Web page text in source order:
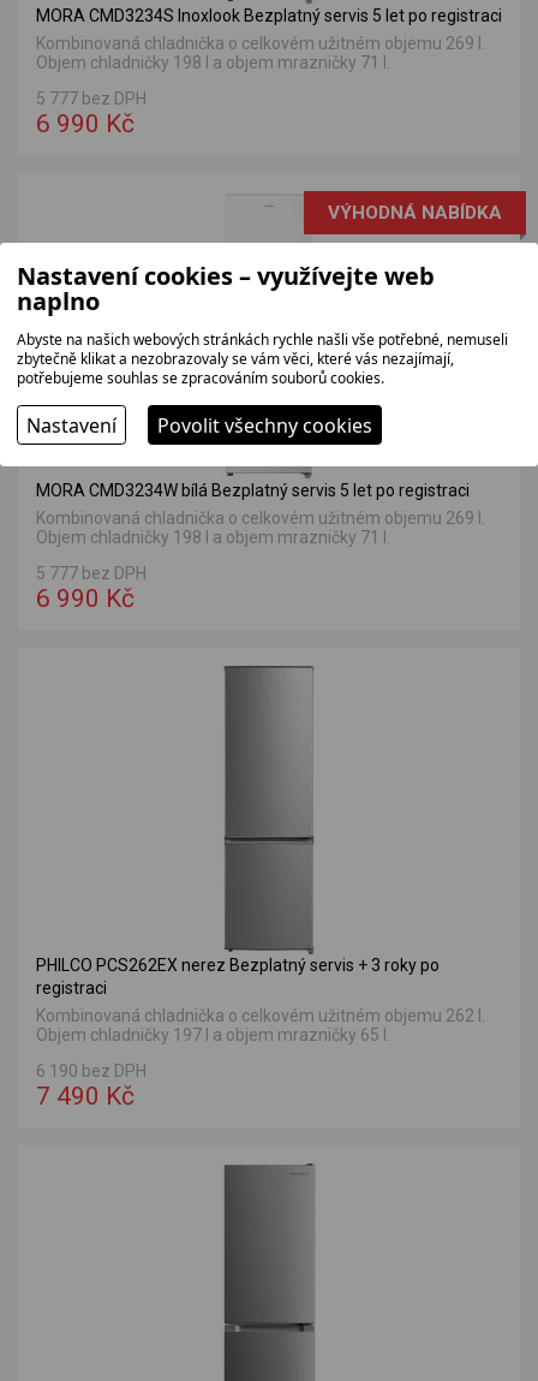
MORA CMD3234S Inoxlook Bezplatný servis 5 let po registraci
Kombinovaná chladnička o celkovém užitném objemu 269 l.
Objem chladničky 198 l a objem mrazničky 71 l.
5 777 bez DPH
6 990 Kč
VÝHODNÁ NABÍDKA
MORA CMD3234W bílá Bezplatný servis 5 let po registraci
Kombinovaná chladnička o celkovém užitném objemu 269 l.
Objem chladničky 198 l a objem mrazničky 71 l.
5 777 bez DPH
6 990 Kč
PHILCO PCS262EX nerez Bezplatný servis + 3 roky po
registraci
Kombinovaná chladnička o celkovém užitném objemu 262 l.
Objem chladničky 197 l a objem mrazničky 65 l.
6 190 bez DPH
7 490 Kč
Nastavení cookies – využívejte web
naplno
Abyste na našich webových stránkách rychle našli vše potřebné, nemuseli
zbytečně klikat a nezobrazovaly se vám věci, které vás nezajímají,
potřebujeme souhlas se zpracováním souborů cookies.
Nastavení Povolit všechny cookies